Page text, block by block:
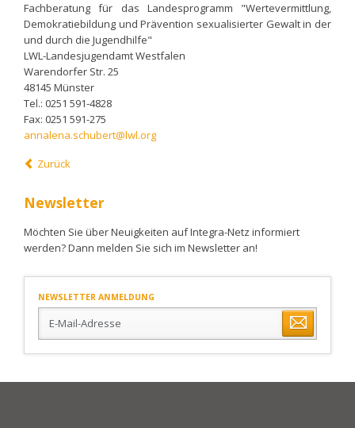
Fachberatung für das Landesprogramm "Wertevermittlung,
Demokratiebildung und Prävention sexualisierter Gewalt in der
und durch die Jugendhilfe"
LWL-Landesjugendamt Westfalen
Warendorfer Str. 25
48145 Münster
Tel.: 0251 591-4828
Fax: 0251 591-275
annalena.schubert@lwl.org
Zurück
Newsletter
Möchten Sie über Neuigkeiten auf Integra-Netz informiert
werden? Dann melden Sie sich im Newsletter an!
NEWSLETTER ANMELDUNG
Mail-